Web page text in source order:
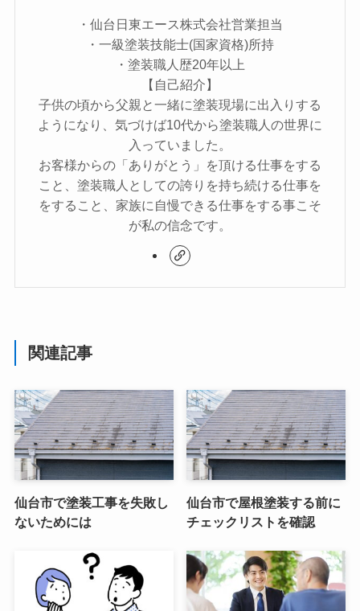
・仙台日東エース株式会社営業担当
・一級塗装技能士(国家資格)所持
・塗装職人歴20年以上
【自己紹介】
子供の頃から父親と一緒に塗装現場に出入りする
ようになり、気づけば10代から塗装職人の世界に
入っていました。
お客様からの「ありがとう」を頂ける仕事をする
こと、塗装職人としての誇りを持ち続ける仕事を
をすること、家族に自慢できる仕事をする事こそ
が私の信念です。
関連記事
仙台市で塗装工事を失敗し
ないためには
仙台市で屋根塗装する前に
チェックリストを確認